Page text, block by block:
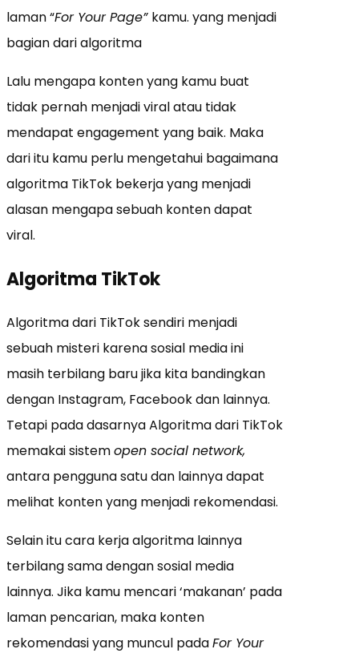
laman “For Your Page” kamu. yang menjadi
bagian dari algoritma
Lalu mengapa konten yang kamu buat
tidak pernah menjadi viral atau tidak
mendapat engagement yang baik. Maka
dari itu kamu perlu mengetahui bagaimana
algoritma TikTok bekerja yang menjadi
alasan mengapa sebuah konten dapat
viral.
Algoritma TikTok
Algoritma dari TikTok sendiri menjadi
sebuah misteri karena sosial media ini
masih terbilang baru jika kita bandingkan
dengan Instagram, Facebook dan lainnya.
Tetapi pada dasarnya Algoritma dari TikTok
memakai sistemopen social network,
antara pengguna satu dan lainnya dapat
melihat konten yang menjadi rekomendasi.
Selain itu cara kerja algoritma lainnya
terbilang sama dengan sosial media
lainnya. Jika kamu mencari ‘makanan’ pada
laman pencarian, maka konten
rekomendasi yang muncul padaFor Your